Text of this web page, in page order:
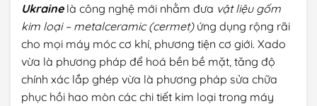
Ukraine là công nghệ mới nhằm đưa vật liệu gốm
kim loại – metalceramic (cermet)ứng dụng rộng rãi
cho mọi máy móc cơ khí, phương tiện cơ giới. Xado
vừa là phương pháp để hoá bền bề mặt, tăng độ
chính xác lắp ghép vừa là phương pháp sửa chữa
phục hồi hao mòn các chi tiết kim loại trong máy